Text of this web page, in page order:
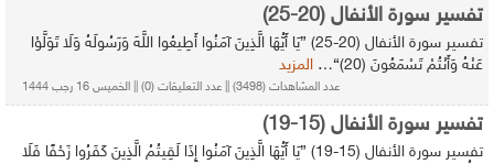
تفسير سورة الأنفال (20-25)
تفسير سورة الأنفال (20-25) {يَا أَيُّهَا الَّذِينَ آمَنُوا أَطِيعُوا اللَّهَ وَرَسُولَهُ وَلَا تَوَلَّوْا
عَنْهُ وَأَنْتُمْ تَسْمَعُونَ (20)}…
المزيد
عدد المشاهدات (3498) || عدد التعليقات (0) || الخميس 16 رجب 1444
تفسير سورة الأنفال (15-19)
تفسير سورة الأنفال (15-19) {يَا أَيُّهَا الَّذِينَ آمَنُوا إِذَا لَقِيتُمُ الَّذِينَ كَفَرُوا زَحْفًا فَلَا